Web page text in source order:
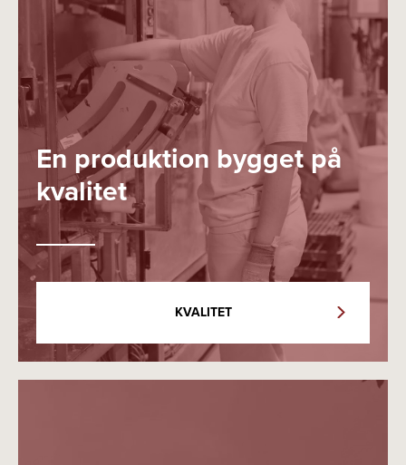
En produktion bygget på
kvalitet
KVALITET